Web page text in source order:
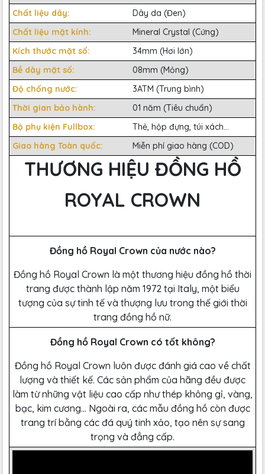
Chất liệu dây:
Dây da (Đen)
Chất liệu mặt kính:
Mineral Crystal (Cứng)
Kích thước mặt số:
34mm (Hơi lớn)
Bề dày mặt số:
08mm (Mỏng)
Độ chống nước:
3ATM (Trung bình)
Thời gian bảo hành:
01 năm (Tiêu chuẩn)
Bộ phụ kiện Fullbox:
Thẻ, hộp đựng, túi xách...
Giao hàng Toàn quốc:
Miễn phí giao hàng (COD)
THƯƠNG HIỆU ĐỒNG HỒ
ROYAL CROWN
Đồng hồ Royal Crown của nước nào?
Đồng hồ Royal Crown là một thương hiệu đồng hồ thời
trang được thành lập năm 1972 tại Italy, một biểu
tượng của sự tinh tế và thượng lưu trong thế giới thời
trang đồng hồ nữ.
Đồng hồ Royal Crown có tốt không?
Đồng hồ Royal Crown luôn được đánh giá cao về chất
lượng và thiết kế. Các sản phẩm của hãng đều được
làm từ những vật liệu cao cấp như thép không gỉ, vàng,
bạc, kim cương… Ngoài ra, các mẫu đồng hồ còn được
trang trí bằng các đá quý tinh xảo, tạo nên sự sang
trọng và đẳng cấp.